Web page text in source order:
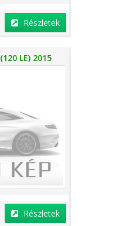
Részletek
(120 LE) 2015
Részletek